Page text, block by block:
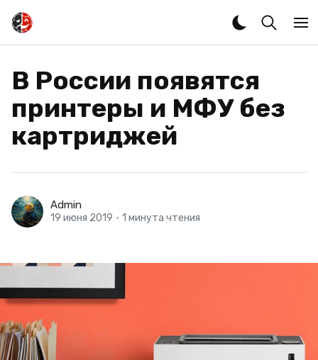
В России появятся
принтеры и МФУ без
картриджей
Admin
19 июня 2019 • 1 минута чтения